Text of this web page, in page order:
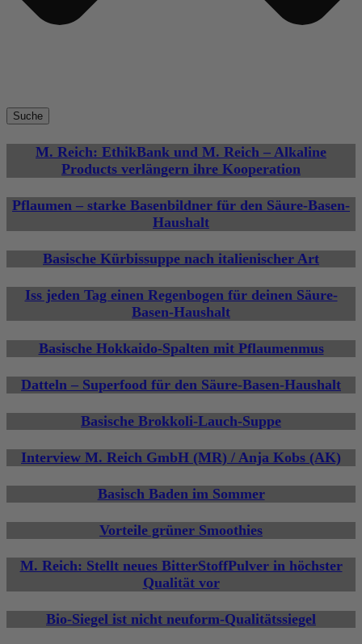
Suche
M. Reich: EthikBank und M. Reich – Alkaline
Products verlängern ihre Kooperation
Pflaumen – starke Basenbildner für den Säure-Basen-
Haushalt
Basische Kürbissuppe nach italienischer Art
Iss jeden Tag einen Regenbogen für deinen Säure-
Basen-Haushalt
Basische Hokkaido-Spalten mit Pflaumenmus
Datteln – Superfood für den Säure-Basen-Haushalt
Basische Brokkoli-Lauch-Suppe
Interview M. Reich GmbH (MR) / Anja Kobs (AK)
Basisch Baden im Sommer
Vorteile grüner Smoothies
M. Reich: Stellt neues BitterStoffPulver in höchster
Qualität vor
Bio-Siegel ist nicht neuform-Qualitätssiegel